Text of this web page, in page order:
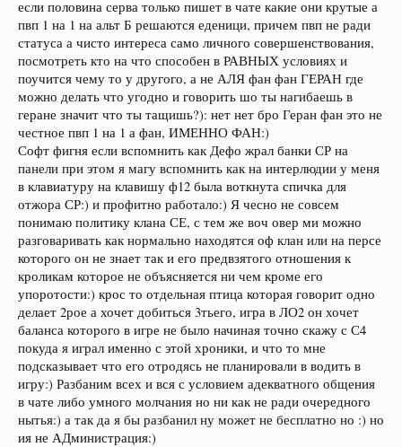
если половина серва только пишет в чате какие они крутые а
пвп 1 на 1 на альт Б решаются еденици, причем пвп не ради
статуса а чисто интереса само личного совершенствования,
посмотреть кто на что способен в РАВНЫХ условиях и
поучится чему то у другого, а не АЛЯ фан фан ГЕРАН где
можно делать что угодно и говорить шо ты нагибаешь в
геране значит что ты тащишь?): нет нет бро Геран фан это не
честное пвп 1 на 1 а фан, ИМЕННО ФАН:)
Софт фигня если вспомнить как Дефо жрал банки СР на
панели при этом я магу вспомнить как на интерлюдии у меня
в клавиатуру на клавишу ф12 была воткнута спичка для
отжора СР:) и профитно работало:) Я чесно не совсем
понимаю политику клана СЕ, с тем же воч овер ми можно
разговаривать как нормально находятся оф клан или на персе
которого он не знает так и его предвзятого отношения к
кроликам которое не объясняется ни чем кроме его
упоротости:) крос то отдельная птица которая говорит одно
делает 2рое а хочет добиться 3тьего, игра в ЛО2 он хочет
баланса которого в игре не было начиная точно скажу с С4
покуда я играл именно с этой хроники, и что то мне
подсказывает что его отродясь не планировали в водить в
игру:) Разбаним всех и вся с условием адекватного общения
в чате либо умного молчания но ни как не ради очередного
нытья:) а так да я бы разбанил ну может не бесплатно но :) но
ия не АДминистрация:)